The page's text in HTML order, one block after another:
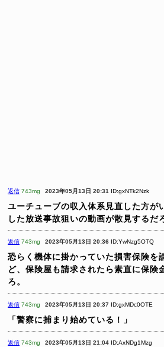
返信 743mg 2023年05月13日 20:31 ID:gxNTk2Nzk
ユーチューブの収入体系見直した方が
した放送事故狙いの動画が散見するだ
返信 743mg 2023年05月13日 20:36 ID:YwNzg5OTQ
恐らく機体に掛かっていた損害保険を
ど、保険屋も請求されたら素直に保険
ろ。
返信 743mg 2023年05月13日 20:37 ID:gxMDc0OTE
「警察に捕まり始めている！」
返信 743mg 2023年05月13日 21:04 ID:AxNDg1Mzg